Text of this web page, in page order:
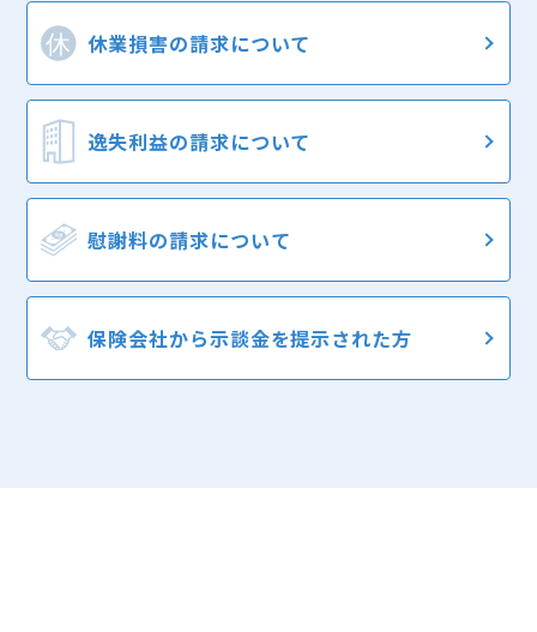
休業損害の請求について
逸失利益の請求について
慰謝料の請求について
保険会社から示談金を提示された方